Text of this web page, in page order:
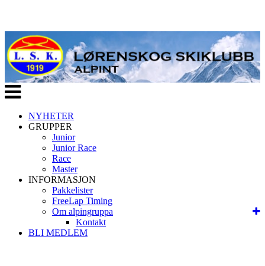
Veksle
navigasjon
NYHETER
GRUPPER
Junior
Junior Race
Race
Master
INFORMASJON
Pakkelister
FreeLap Timing
Om alpingruppa
Kontakt
BLI MEDLEM